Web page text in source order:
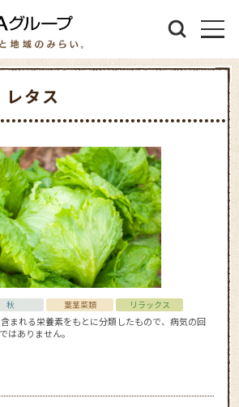
レタス
秋 葉茎菜類 リラックス
まれる栄養素をもとに分類したもので、病気の回
はありません。